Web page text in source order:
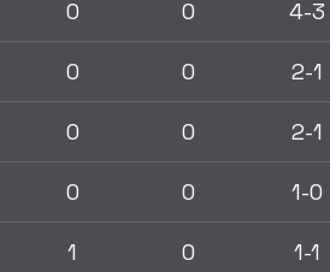
0 0 4-3
0 0 2-1
0 0 2-1
0 0 1-0
1 0 1-1